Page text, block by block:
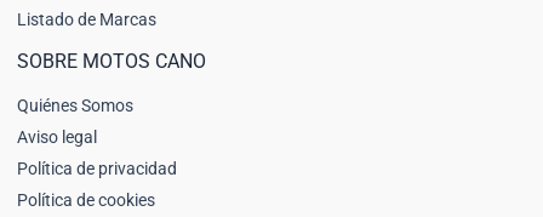
Listado de Marcas
SOBRE MOTOS CANO
Quiénes Somos
Aviso legal
Política de privacidad
Política de cookies